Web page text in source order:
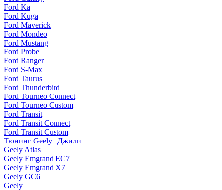
Ford Ka
Ford Kuga
Ford Maverick
Ford Mondeo
Ford Mustang
Ford Probe
Ford Ranger
Ford S-Max
Ford Taurus
Ford Thunderbird
Ford Tourneo Connect
Ford Tourneo Custom
Ford Transit
Ford Transit Connect
Ford Transit Custom
Тюнинг Geely | Джили
Geely Atlas
Geely Emgrand EC7
Geely Emgrand X7
Geely GC6
Geely